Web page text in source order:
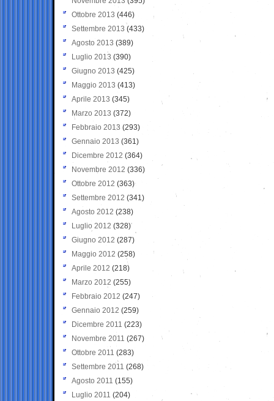
Ottobre 2013 (446)
Settembre 2013 (433)
Agosto 2013 (389)
Luglio 2013 (390)
Giugno 2013 (425)
Maggio 2013 (413)
Aprile 2013 (345)
Marzo 2013 (372)
Febbraio 2013 (293)
Gennaio 2013 (361)
Dicembre 2012 (364)
Novembre 2012 (336)
Ottobre 2012 (363)
Settembre 2012 (341)
Agosto 2012 (238)
Luglio 2012 (328)
Giugno 2012 (287)
Maggio 2012 (258)
Aprile 2012 (218)
Marzo 2012 (255)
Febbraio 2012 (247)
Gennaio 2012 (259)
Dicembre 2011 (223)
Novembre 2011 (267)
Ottobre 2011 (283)
Settembre 2011 (268)
Agosto 2011 (155)
Luglio 2011 (204)